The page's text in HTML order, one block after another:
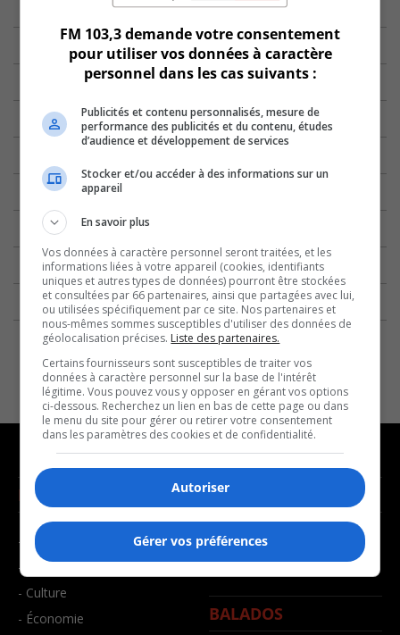
NOUVELLES
- Affaires municipales
- Communauté / Social
- Culture
- Économie
MUSIQUE
- Décompte franco
- Joué récemment
BALADOS
FM 103,3 demande votre consentement
pour utiliser vos données à caractère
personnel dans les cas suivants :
Publicités et contenu personnalisés, mesure de
performance des publicités et du contenu, études
d’audience et développement de services
Stocker et/ou accéder à des informations sur un
appareil
En savoir plus
Vos données à caractère personnel seront traitées, et les
informations liées à votre appareil (cookies, identifiants
uniques et autres types de données) pourront être stockées
et consultées par 66 partenaires, ainsi que partagées avec lui,
ou utilisées spécifiquement par ce site. Nos partenaires et
nous-mêmes sommes susceptibles d'utiliser des données de
géolocalisation précises. Liste des partenaires.
Certains fournisseurs sont susceptibles de traiter vos
données à caractère personnel sur la base de l'intérêt
légitime. Vous pouvez vous y opposer en gérant vos options
ci-dessous. Recherchez un lien en bas de cette page ou dans
le menu du site pour gérer ou retirer votre consentement
dans les paramètres des cookies et de confidentialité.
Autoriser
Gérer vos préférences